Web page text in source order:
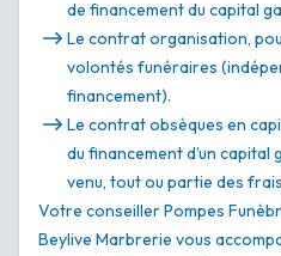
de financement du capital
Le contrat organisation,
volontés funéraires
financement).
Le contrat obsèques en
du financement d’un
venu, tout ou partie des
Votre conseiller Pompes
Beylive Marbrerie vous